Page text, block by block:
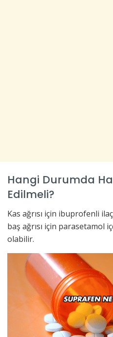
Hangi Durumda
Edilmeli?
Kas ağrısı için ibuprofenli
baş ağrısı için parasetamol
olabilir.